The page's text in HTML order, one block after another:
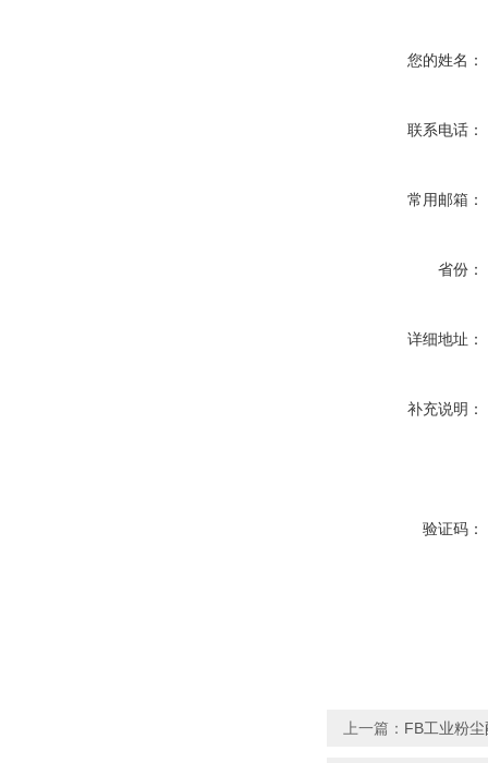
您的姓名：
联系电话：
常用邮箱：
省份：
详细地址：
补充说明：
验证码：
上一篇： FB工业粉